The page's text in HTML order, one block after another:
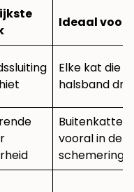
Ideaal voor
Elke kat die
halsband
Buitenkatten,
vooral in de
schemering/